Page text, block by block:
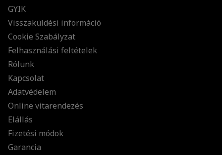
GYIK
Visszaküldési információ
Cookie Szabályzat
Felhasználási feltételek
Rólunk
Kapcsolat
Adatvédelem
Online vitarendezés
Elállás
Fizetési módok
Garancia